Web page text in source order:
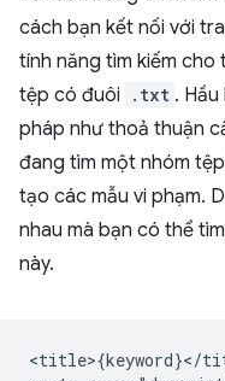
cách bạn kết nối với
tính năng tìm kiếm cho
tệp có đuôi
.txt .
pháp như thoả thuận
đang tìm một nhóm tệp
tạo các mẫu vi phạm.
nhau mà bạn có thể
này.
<title>{keyword}</